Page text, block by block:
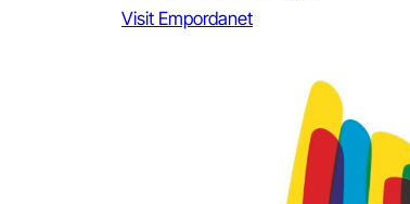
Visit Empordanet